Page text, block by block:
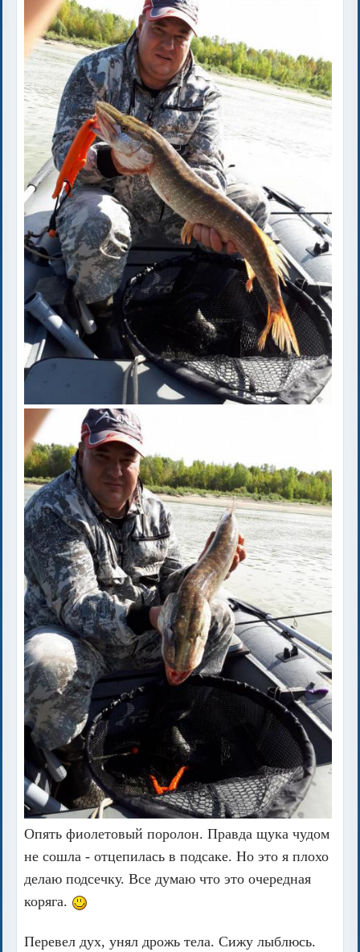
Опять фиолетовый поролон. Правда щука чудом
не сошла - отцепилась в подсаке. Но это я плохо
делаю подсечку. Все думаю что это очередная
коряга.
Перевел дух, унял дрожь тела. Сижу лыблюсь.